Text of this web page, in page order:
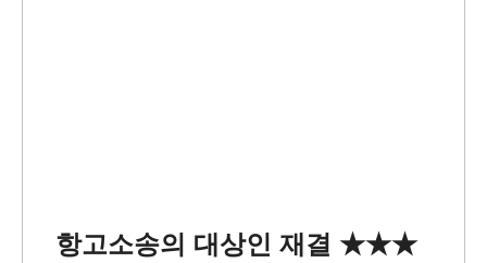
항고소송의 대상인 재결 ★★★